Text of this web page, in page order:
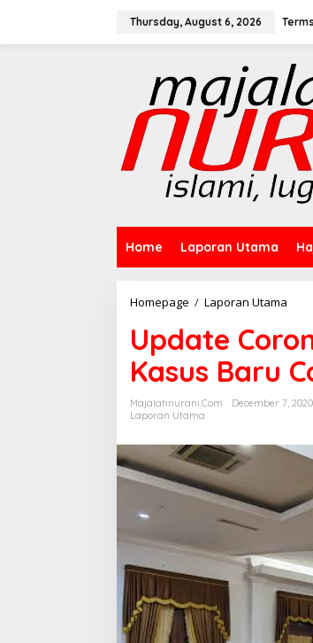
Thursday, August 6, 2026
Home Laporan Utama
Homepage / Laporan Utama
di
Jatim
6
2020:
Kasus
Update
Kasus Baru
Majalahnurani.com
December 7, 2020
Laporan Utama